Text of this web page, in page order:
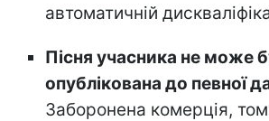
автоматичній
Пісня учасника не може
опублікована до певної
Заборонена комерція,